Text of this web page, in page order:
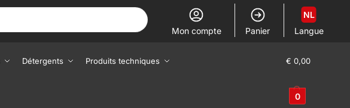
Mon compte Panier Langue
NL
Détergents Produits techniques € 0,00
0